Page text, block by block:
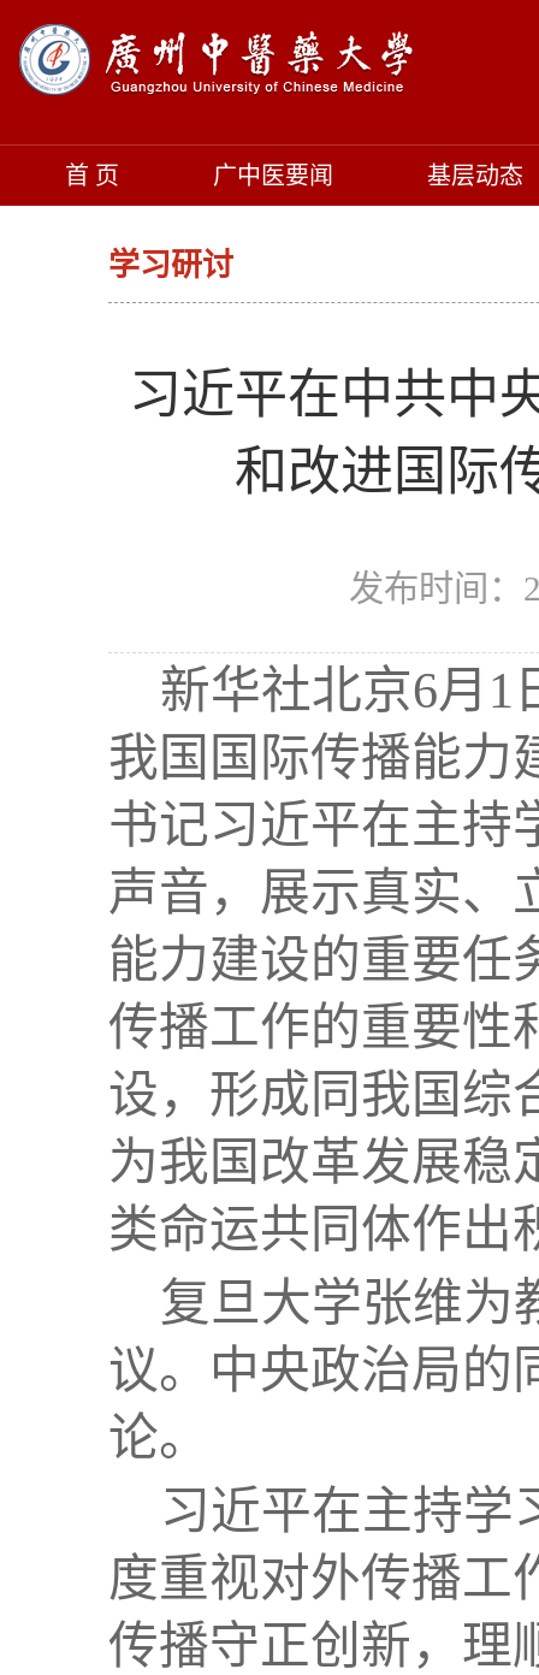
首 页 广中医要闻 基层动态
学习研讨
习近平在中共中
和改进国际
发布时间
新华社北京6月
我国国际传播能力
书记习近平在主持
声音，展示真实、
能力建设的重要任
传播工作的重要性
设，形成同我国综
为我国改革发展稳
类命运共同体作出
复旦大学张维为
议。中央政治局的
论。
习近平在主持学
度重视对外传播工
传播守正创新，理